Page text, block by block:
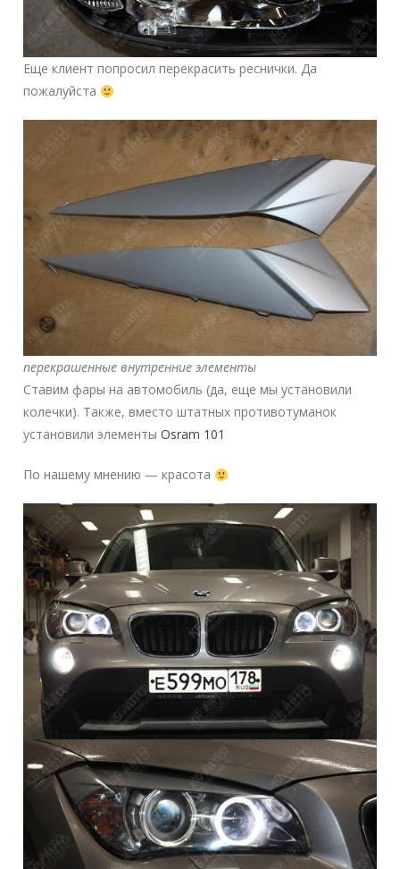
Еще клиент попросил перекрасить реснички. Да
пожалуйста
перекрашенные внутренние элементы
Ставим фары на автомобиль (да, еще мы установили
колечки). Также, вместо штатных противотуманок
установили элементыOsram 101
По нашему мнению — красота